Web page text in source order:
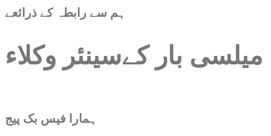
ہم سے رابطہ کے ذرائعے
میلسی بار کےسینئر وکلاء
ہمارا فیس بک پیج